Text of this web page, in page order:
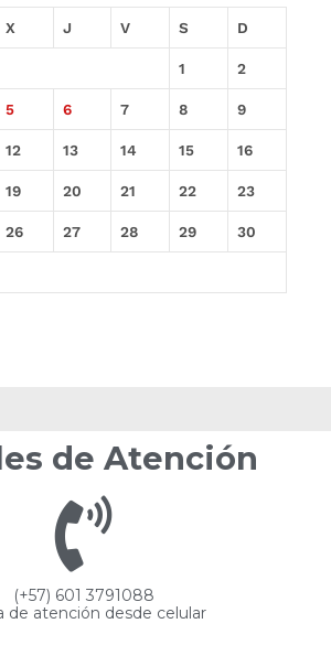
X J V S D
1 2
5 6 7 8 9
12 13 14 15 16
19 20 21 22 23
26 27 28 29 30
de Atención
(+57) 601 3791088
de atención desde celular